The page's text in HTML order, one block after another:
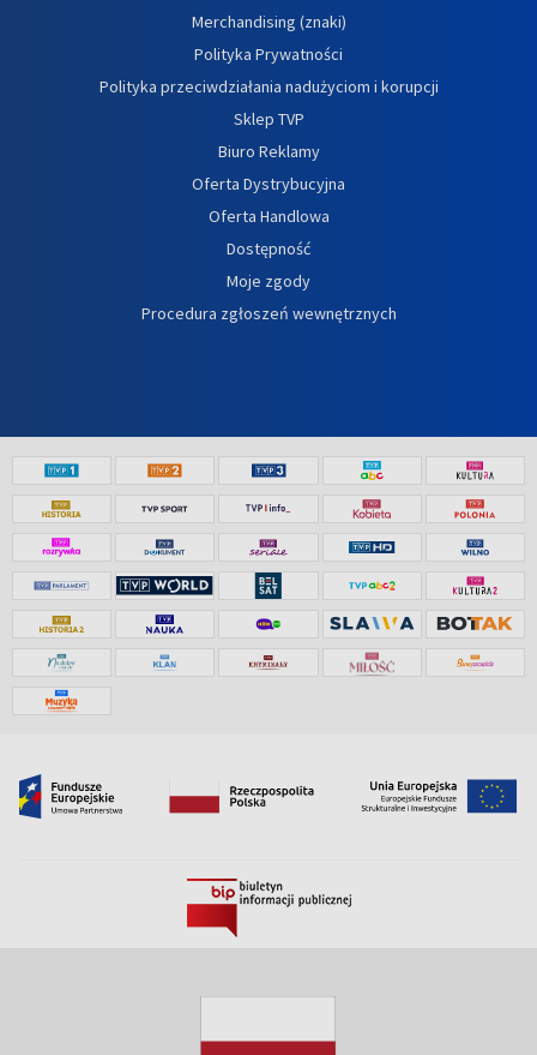
Merchandising (znaki)
Polityka Prywatności
Polityka przeciwdziałania nadużyciom i korupcji
Sklep TVP
Biuro Reklamy
Oferta Dystrybucyjna
Oferta Handlowa
Dostępność
Moje zgody
Procedura zgłoszeń wewnętrznych